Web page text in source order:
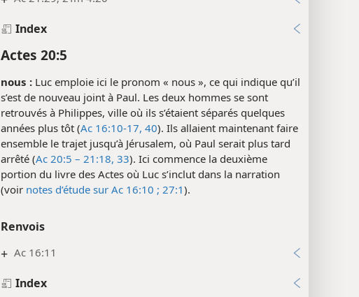
Index
Actes 20:5
nous : Luc emploie ici le pronom « nous », ce qui indique qu’il
s’est de nouveau joint à Paul. Les deux hommes se sont
retrouvés à Philippes, ville où ils s’étaient séparés quelques
années plus tôt (Ac 16:10-17, 40). Ils allaient maintenant faire
ensemble le trajet jusqu’à Jérusalem, où Paul serait plus tard
arrêté (Ac 20:5 – 21:18, 33). Ici commence la deuxième
portion du livre des Actes où Luc s’inclut dans la narration
(voir notes d’étude sur Ac 16:10 ; 27:1).
Renvois
+ Ac 16:11
Index